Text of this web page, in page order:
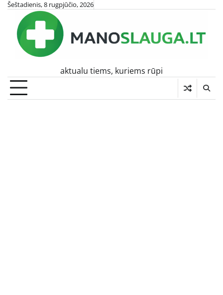
Skip
content
Šeštadienis, 8 rugpjūčio, 2026
aktualu tiems, kuriems rūpi